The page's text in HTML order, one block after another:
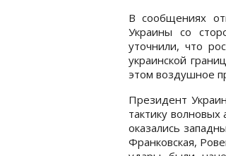
В сообщениях
Украины со
уточнили, что
украинской
этом воздушное
Президент
тактику
оказались
Франковская,